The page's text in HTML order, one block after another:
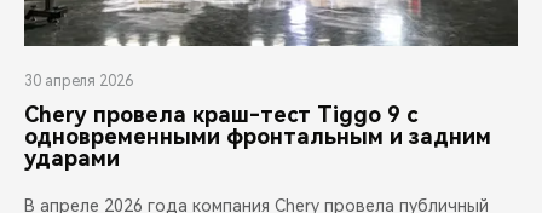
30 апреля 2026
Chery провела краш-тест Tiggo 9 с
одновременными фронтальным и задним
ударами
В апреле 2026 года компания Chery провела публичный